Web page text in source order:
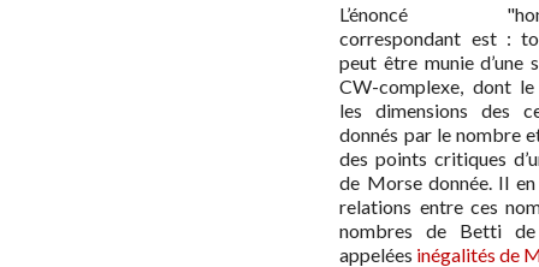
L’énoncé
correspondant est :
peut être munie d’une
CW-complexe, dont
les dimensions des
donnés par le nombre
des points critiques
de Morse donnée. Il
relations entre ces
nombres de Betti
appelées inégalités de